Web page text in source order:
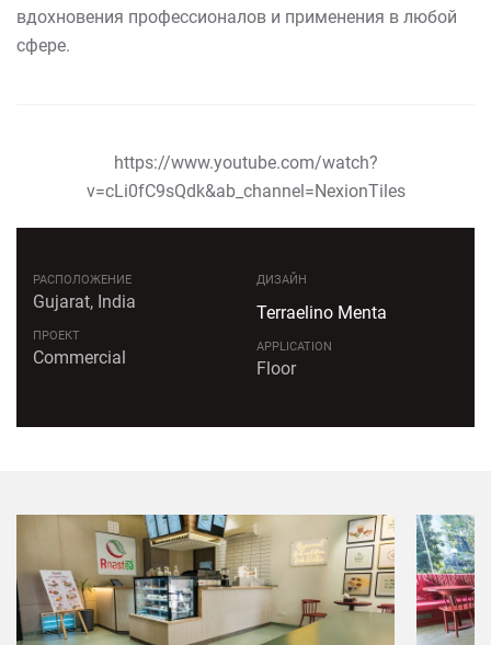
вдохновения профессионалов и применения в любой
сфере.
https://www.youtube.com/watch?
v=cLi0fC9sQdk&ab_channel=NexionTiles
РАСПОЛОЖЕНИЕ
Gujarat, India
ПРОЕКТ
Commercial
ДИЗАЙН
Terraelino Menta
APPLICATION
Floor